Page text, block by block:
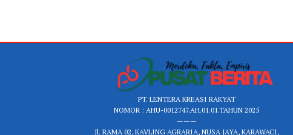
PT. LENTERA KREASI RAKYAT
NOMOR : AHU-0012747.AH.01.01.TAHUN 2025
———
Jl. RAMA 02, KAVLING AGRARIA, NUSA JAYA, KARAWACI,